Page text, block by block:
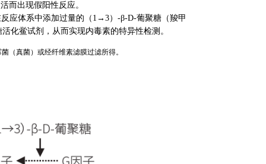
而出现假阳性反应。
应体系中添加过量的（1→3）-β-D-葡聚糖（羧甲
化鲎试剂，从而实现内毒素的特异性检测。
（真菌）或经纤维素滤膜过滤所得。